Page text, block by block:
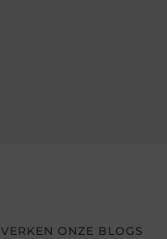
VERKEN ONZE BLOGS